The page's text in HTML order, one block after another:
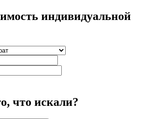
индивидуальной
что искали?